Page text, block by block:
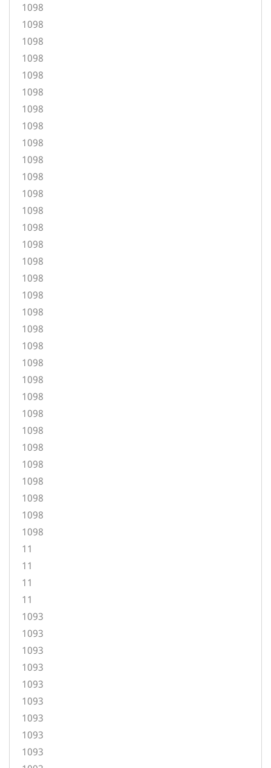
1098
1098
1098
1098
1098
1098
1098
1098
1098
1098
1098
1098
1098
1098
1098
1098
1098
1098
1098
1098
1098
1098
1098
1098
1098
1098
1098
1098
1098
1098
1098
1098
11
11
11
11
1093
1093
1093
1093
1093
1093
1093
1093
1093